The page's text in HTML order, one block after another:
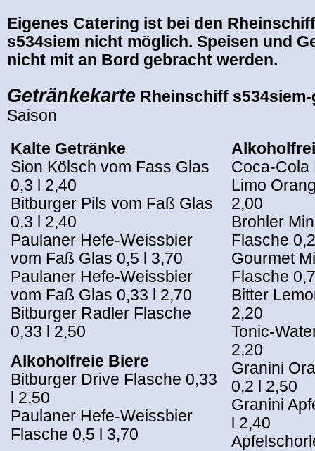
Eigenes Catering ist bei den
s534siem nicht möglich. Speisen und
nicht mit an Bord gebracht werden.
Getränkekarte Rheinschiff s534
Saison
Kalte Getränke
Sion Kölsch vom Fass Glas
0,3 l 2,40
Bitburger Pils vom Faß Glas
0,3 l 2,40
Paulaner Hefe-Weissbier
vom Faß Glas 0,5 l 3,70
Paulaner Hefe-Weissbier
vom Faß Glas 0,33 l 2,70
Bitburger Radler Flasche
0,33 l 2,50
Alkoholfreie Biere
Bitburger Drive Flasche 0,33
l 2,50
Paulaner Hefe-Weissbier
Flasche 0,5 l 3,70
Coca-Cola
Limo
2,00
Brohler
Flasche
Gourmet
Flasche
Bitter
2,20
Tonic-
2,20
Granini
0,2 l 2,50
Granini
l 2,40